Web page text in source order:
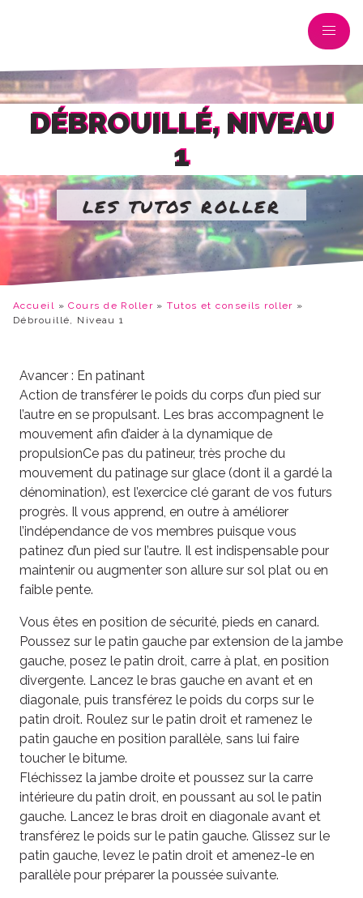
DÉBROUILLÉ, NIVEAU
1
les tutos roller
Accueil »Cours de Roller »Tutos et conseils roller »
Débrouillé, Niveau 1
Avancer : En patinant
Action de transférer le poids du corps d’un pied sur
l’autre en se propulsant. Les bras accompagnent le
mouvement afin d’aider à la dynamique de
propulsionCe pas du patineur, très proche du
mouvement du patinage sur glace (dont il a gardé la
dénomination), est l’exercice clé garant de vos futurs
progrès. Il vous apprend, en outre à améliorer
l’indépendance de vos membres puisque vous
patinez d’un pied sur l’autre. Il est indispensable pour
maintenir ou augmenter son allure sur sol plat ou en
faible pente.
Vous êtes en position de sécurité, pieds en canard.
Poussez sur le patin gauche par extension de la jambe
gauche, posez le patin droit, carre à plat, en position
divergente. Lancez le bras gauche en avant et en
diagonale, puis transférez le poids du corps sur le
patin droit. Roulez sur le patin droit et ramenez le
patin gauche en position parallèle, sans lui faire
toucher le bitume.
Fléchissez la jambe droite et poussez sur la carre
intérieure du patin droit, en poussant au sol le patin
gauche. Lancez le bras droit en diagonale avant et
transférez le poids sur le patin gauche. Glissez sur le
patin gauche, levez le patin droit et amenez-le en
parallèle pour préparer la poussée suivante.